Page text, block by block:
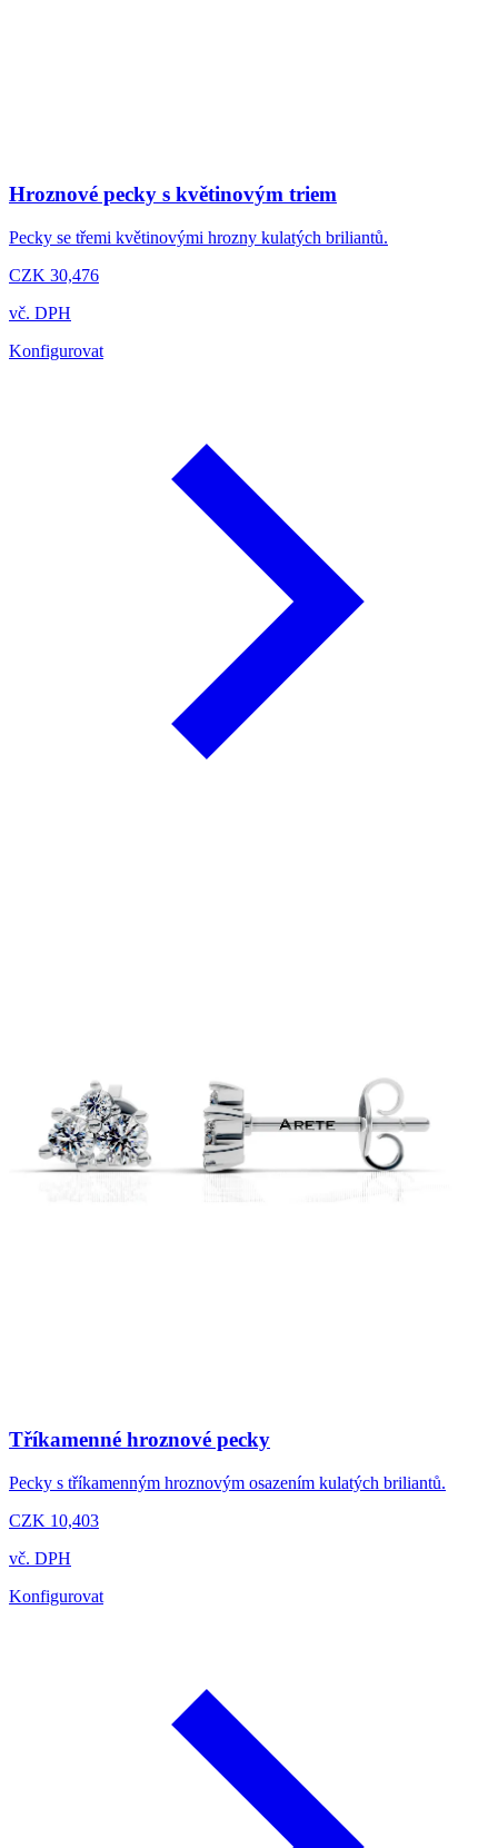
Hroznové pecky s květinovým triem
Pecky se třemi květinovými hrozny kulatých briliantů.
CZK 30,476
vč. DPH
Konfigurovat
Tříkamenné hroznové pecky
Pecky s tříkamenným hroznovým osazením kulatých briliantů.
CZK 10,403
vč. DPH
Konfigurovat